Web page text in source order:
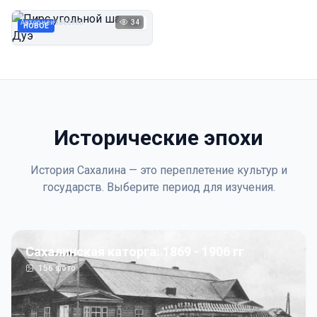
НОВОЕ 1923
Автор неизвестен 34
Исторические эпохи
История Сахалина — это переплетение культур и
государств. Выберите период для изучения.
Сахалинская каторга: 1869 - 1906 гг
156фото